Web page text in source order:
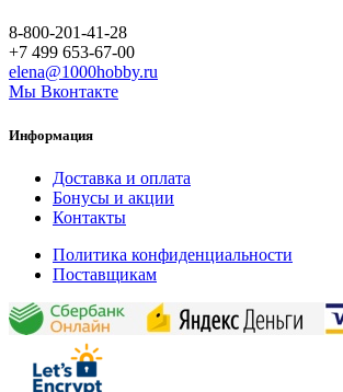
8-800-201-41-28
+7 499 653-67-00
elena@1000hobby.ru
Мы Вконтакте
Информация
Доставка и оплата
Бонусы и акции
Контакты
Политика конфиденциальности
Поставщикам